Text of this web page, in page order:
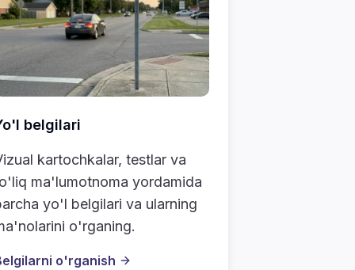
belgilari
kartochkalar, testlar va
ma'lumotnoma yordamida
yo'l belgilari va ularning
o'rganing.
o'rganish